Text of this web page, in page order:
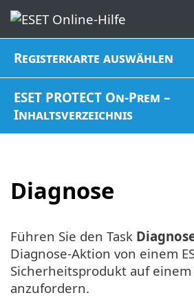
Registerkarte auswählen
ESET PROTECT On-Prem –
Inhaltsverzeichnis
Diagnose
Führen Sie den Task
Diagnose-Aktion von einem
Sicherheitsprodukt auf
anzufordern.